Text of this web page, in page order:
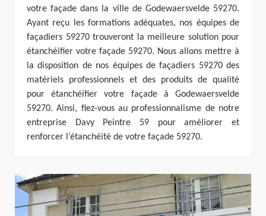
votre façade dans la ville de Godewaersvelde 59270.
Ayant reçu les formations adéquates, nos équipes de
façadiers 59270 trouveront la meilleure solution pour
étanchéifier votre façade 59270. Nous allons mettre à
la disposition de nos équipes de façadiers 59270 des
matériels professionnels et des produits de qualité
pour étanchéifier votre façade à Godewaersvelde
59270. Ainsi, fiez-vous au professionnalisme de notre
entreprise Davy Peintre 59 pour améliorer et
renforcer l’étanchéité de votre façade 59270.